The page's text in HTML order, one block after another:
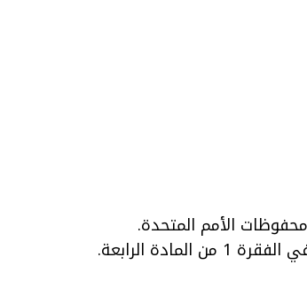
الأمم المتحدة.
الرابعة.